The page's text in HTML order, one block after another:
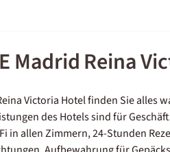
Madrid Reina
Victoria Hotel finden Sie alles
des Hotels sind für
in allen Zimmern, 24-Stunden